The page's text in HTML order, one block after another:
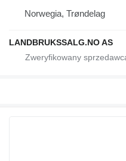
Norwegia, Trøndelag
LANDBRUKSSALG.NO AS